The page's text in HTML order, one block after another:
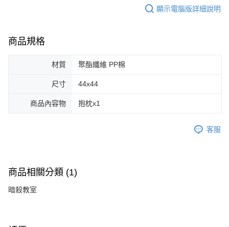
顯示電腦版詳細說明
商品規格
材質 聚酯纖維 PP棉
尺寸 44x44
商品內容物 抱枕x1
客服
商品相關分類 (1)
暗殺教室